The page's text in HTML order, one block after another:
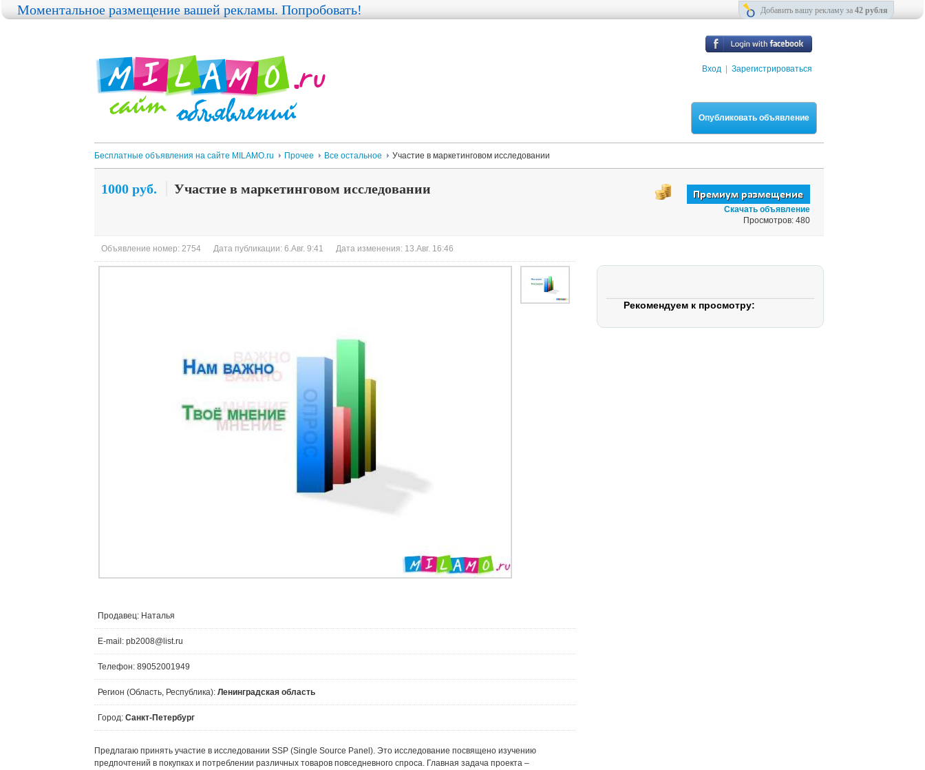
Вход Зарегистрироваться
Опубликовать объявление
Бесплатные объявления на сайте MILAMO.ru Прочее Все остальное Участие в маркетинговом исследовании
1000 руб. Участие в маркетинговом исследовании
Скачать объявление
Просмотров: 480
Объявление номер: 2754 Дата публикации: 6.Авг. 9:41 Дата изменения: 13.Авг. 16:46
Продавец: Наталья
E-mail: pb2008@list.ru
Телефон: 89052001949
Регион (Область, Республика): Ленинградская область
Город: Санкт-Петербург
Предлагаю принять участие в исследовании SSP (Single Source Panel). Это исследование посвящено изучению
предпочтений в покупках и потреблении различных товаров повседневного спроса. Главная задача проекта –
Моментальное размещение вашей рекламы. Попробовать! Добавить вашу рекламу за 42 рубля
Рекомендуем к просмотру: